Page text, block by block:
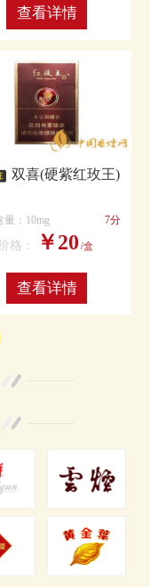
查看详情
双喜(硬紫红玫王)
量：10mg 7分
格： ￥20 /盒
查看详情